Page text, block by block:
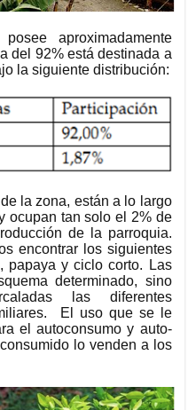
aproximadamente
del 92% está destinada a
la siguiente distribución:
la zona, están a lo largo
ocupan tan solo el 2% de
de la parroquia.
encontrar los siguientes
papaya y ciclo corto. Las
determinado, sino
las diferentes
El uso que se le
el autoconsumo y auto-
lo venden a los